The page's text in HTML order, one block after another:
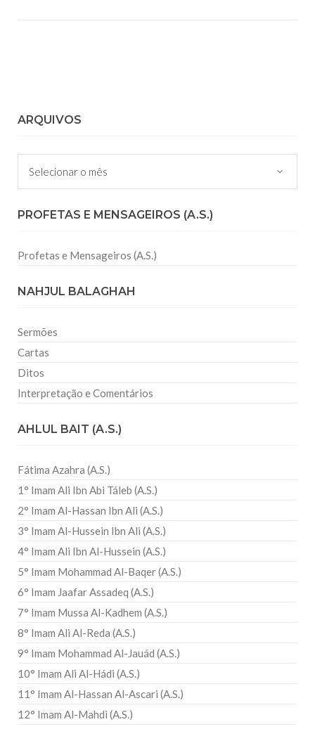
ARQUIVOS
Arquivos
PROFETAS E MENSAGEIROS (A.S.)
Profetas e Mensageiros (A.S.)
NAHJUL BALAGHAH
Sermões
Cartas
Ditos
Interpretação e Comentários
AHLUL BAIT (A.S.)
Fátima Azahra (A.S.)
1° Imam Ali Ibn Abi Táleb (A.S.)
2° Imam Al-Hassan Ibn Ali (A.S.)
3° Imam Al-Hussein Ibn Ali (A.S.)
4° Imam Ali Ibn Al-Hussein (A.S.)
5° Imam Mohammad Al-Baqer (A.S.)
6° Imam Jaafar Assadeq (A.S.)
7° Imam Mussa Al-Kadhem (A.S.)
8° Imam Ali Al-Reda (A.S.)
9° Imam Mohammad Al-Jauád (A.S.)
10° Imam Ali Al-Hádi (A.S.)
11° Imam Al-Hassan Al-Ascari (A.S.)
12° Imam Al-Mahdi (A.S.)